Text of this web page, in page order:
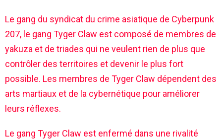
Le gang du syndicat du crime asiatique de Cyberpunk
207, le gang Tyger Claw est composé de membres de
yakuza et de triades qui ne veulent rien de plus que
contrôler des territoires et devenir le plus fort
possible. Les membres de Tyger Claw dépendent des
arts martiaux et de la cybernétique pour améliorer
leurs réflexes.
Le gang Tyger Claw est enfermé dans une rivalité